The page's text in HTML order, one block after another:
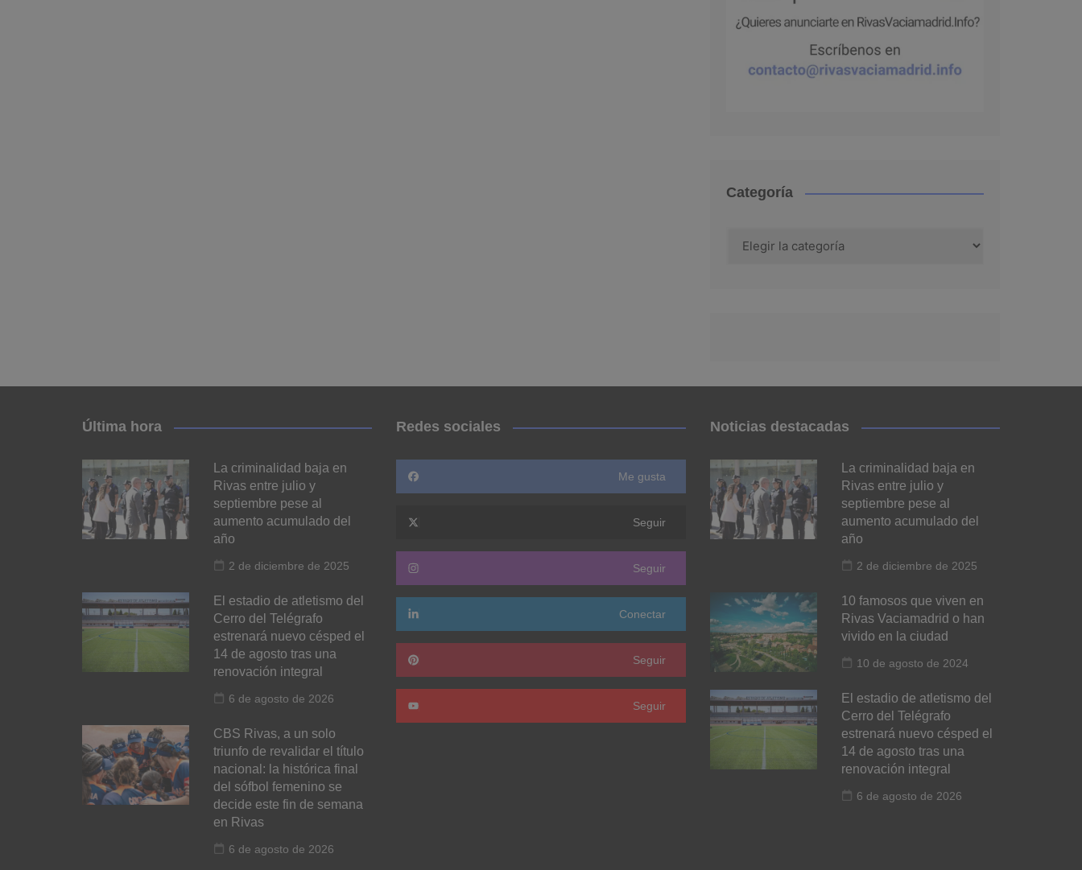
Categoría
Última hora
La criminalidad baja en
Rivas entre julio y
septiembre pese al
aumento acumulado del
año
2 de diciembre de 2025
El estadio de atletismo del
Cerro del Telégrafo
estrenará nuevo césped el
14 de agosto tras una
renovación integral
6 de agosto de 2026
CBS Rivas, a un solo
triunfo de revalidar el título
nacional: la histórica final
del sófbol femenino se
decide este fin de semana
en Rivas
6 de agosto de 2026
Redes sociales
Me gusta
Seguir
Seguir
Conectar
Seguir
Seguir
Noticias destacadas
La criminalidad baja en
Rivas entre julio y
septiembre pese al
aumento acumulado del
año
2 de diciembre de 2025
10 famosos que viven en
Rivas Vaciamadrid o han
vivido en la ciudad
10 de agosto de 2024
El estadio de atletismo del
Cerro del Telégrafo
estrenará nuevo césped el
14 de agosto tras una
renovación integral
6 de agosto de 2026